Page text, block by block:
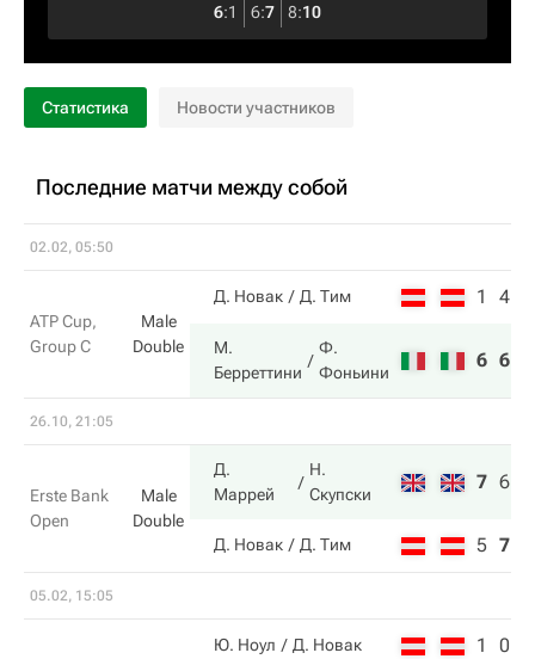
6:1 6:7 8:10
Статистика Новости участников
Последние матчи между собой
02.02, 05:50
ATP Cup,
Group C
Male
Double
Д. Новак Д. Тим 1 4
М.
Берреттини
Ф.
Фоньини
6 6
26.10, 21:05
Erste Bank
Open
Male
Double
Д.
Маррей
Н.
Скупски
7 6
Д. Новак Д. Тим 5 7
05.02, 15:05
Ю. Ноул Д. Новак 1 0